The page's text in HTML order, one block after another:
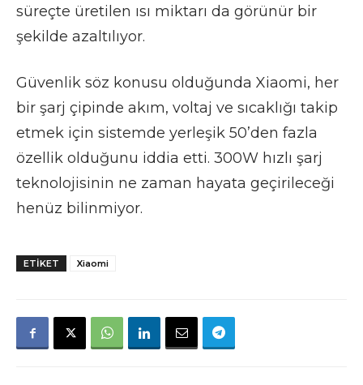
süreçte üretilen ısı miktarı da görünür bir
şekilde azaltılıyor.
Güvenlik söz konusu olduğunda Xiaomi, her
bir şarj çipinde akım, voltaj ve sıcaklığı takip
etmek için sistemde yerleşik 50’den fazla
özellik olduğunu iddia etti. 300W hızlı şarj
teknolojisinin ne zaman hayata geçirileceği
henüz bilinmiyor.
ETIKET Xiaomi